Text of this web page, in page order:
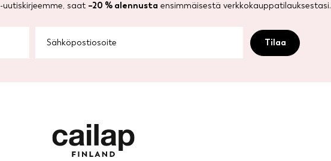
-uutiskirjeemme, saat –20 % alennusta ensimmäisestä verkkokauppatilauksestasi.